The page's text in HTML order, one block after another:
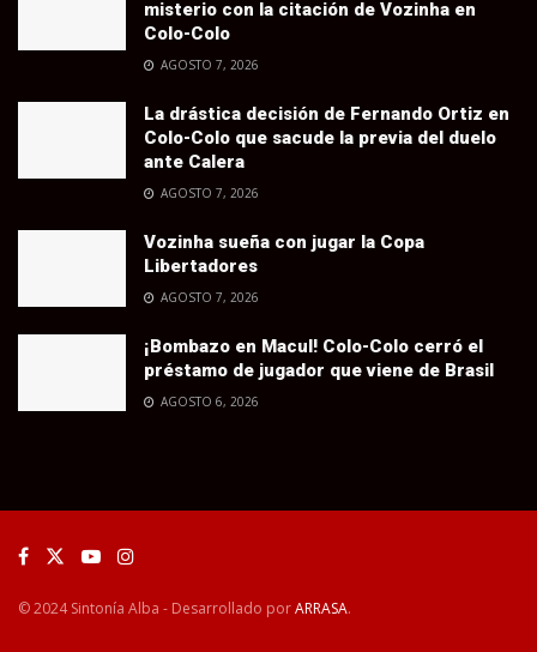
misterio con la citación de Vozinha en
Colo-Colo
AGOSTO 7, 2026
La drástica decisión de Fernando Ortiz en
Colo-Colo que sacude la previa del duelo
ante Calera
AGOSTO 7, 2026
Vozinha sueña con jugar la Copa
Libertadores
AGOSTO 7, 2026
¡Bombazo en Macul! Colo-Colo cerró el
préstamo de jugador que viene de Brasil
AGOSTO 6, 2026
© 2024 Sintonía Alba - Desarrollado porARRASA.